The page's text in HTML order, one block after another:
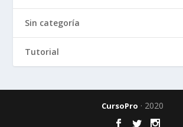
Sin categoría
Tutorial
CursoPro · 2020